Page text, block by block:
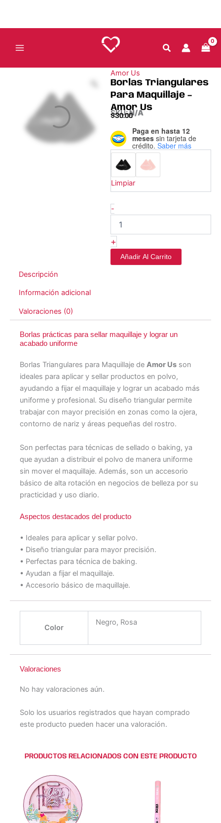
contenido
Amor Us
Borlas Triangulares
Para Maquillaje –
Amor Us
SKU:N/A
$30.00
Paga en hasta 12
meses sin tarjeta de
crédito. Saber más
Limpiar
-
Borlas
Triangulares
Para
Maquillaje
–
Amor
Us
+
Añadir Al Carrito
Descripción
Información adicional
Valoraciones (0)
Borlas prácticas para sellar maquillaje y lograr un
acabado uniforme
Borlas Triangulares para Maquillaje de Amor Us son
ideales para aplicar y sellar productos en polvo,
ayudando a fijar el maquillaje y lograr un acabado más
uniforme y profesional. Su diseño triangular permite
trabajar con mayor precisión en zonas como la ojera,
contorno de nariz y áreas pequeñas del rostro.
Son perfectas para técnicas de sellado o baking, ya
que ayudan a distribuir el polvo de manera uniforme
sin mover el maquillaje. Además, son un accesorio
básico de alta rotación en negocios de belleza por su
practicidad y uso diario.
Aspectos destacados del producto
• Ideales para aplicar y sellar polvo.
• Diseño triangular para mayor precisión.
• Perfectas para técnica de baking.
• Ayudan a fijar el maquillaje.
• Accesorio básico de maquillaje.
Color
Negro, Rosa
Valoraciones
No hay valoraciones aún.
Solo los usuarios registrados que hayan comprado
este producto pueden hacer una valoración.
PRODUCTOS RELACIONADOS CON ESTE PRODUCTO